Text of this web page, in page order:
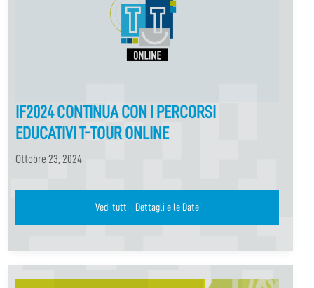
IF2024 CONTINUA CON I PERCORSI
EDUCATIVI T-TOUR ONLINE
Ottobre 23, 2024
Vedi tutti i Dettagli e le Date